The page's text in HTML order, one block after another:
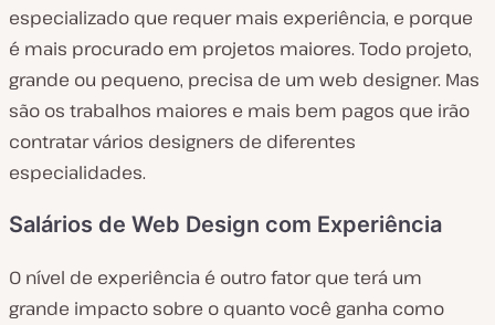
especializado que requer mais experiência, e porque
é mais procurado em projetos maiores. Todo projeto,
grande ou pequeno, precisa de um web designer. Mas
são os trabalhos maiores e mais bem pagos que irão
contratar vários designers de diferentes
especialidades.
Salários de Web Design com Experiência
O nível de experiência é outro fator que terá um
grande impacto sobre o quanto você ganha como